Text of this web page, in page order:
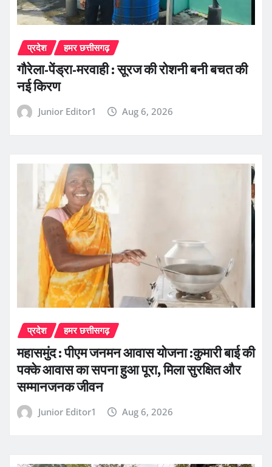
प्रदेश हमर छत्तीसगढ़
गौरेला-पेंड्रा-मरवाही : सूरज की रोशनी बनी बचत की
नई किरण
Junior Editor1 Aug 6, 2026
प्रदेश हमर छत्तीसगढ़
महासमुंद : पीएम जनमन आवास योजना :कुमारी बाई की
पक्के आवास का सपना हुआ पूरा, मिला सुरक्षित और
सम्मानजनक जीवन
Junior Editor1 Aug 6, 2026